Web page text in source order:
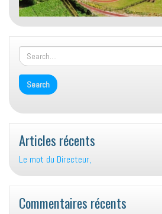
Articles récents
Le mot du Directeur,
Commentaires récents